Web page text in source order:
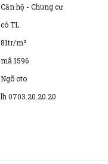
Căn hộ - Chung cư
có TL
81tr/m²
mã 1596
Ngõ oto
lh 0703.20.20.20